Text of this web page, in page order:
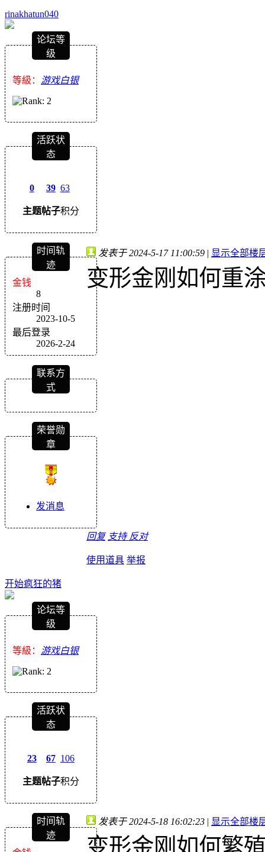
rinakhatun040
论坛等
级
等級： 游戏白银
活跃状
态
0
主题
39
帖子
63
积分
时间轨
迹
金钱
8
注册时间
2023-10-5
最后登录
2026-2-24
联系方
式
荣誉勋
章
发消息
发表于 2024-5-17 11:00:59 | 显示全部楼
变形金刚如何重
回复 支持 反对
使用道具 举报
开始疯狂的猪
论坛等
级
等級： 游戏白银
活跃状
态
23
主题
67
帖子
106
积分
时间轨
迹
发表于 2024-5-18 16:02:23 | 显示全部楼
变形金刚如何繁